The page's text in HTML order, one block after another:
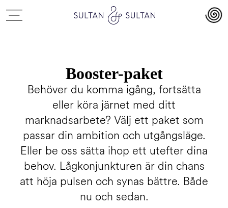
Booster-paket
Behöver du komma igång, fortsätta
eller köra järnet med ditt
marknadsarbete? Välj ett paket som
passar din ambition och utgångsläge.
Eller be oss sätta ihop ett utefter dina
behov. Lågkonjunkturen är din chans
att höja pulsen och synas bättre. Både
nu och sedan.